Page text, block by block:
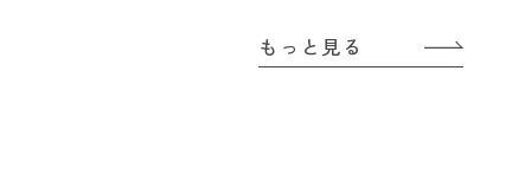
もっと見る